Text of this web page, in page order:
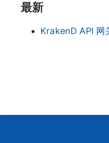
最新
KrakenD API 网